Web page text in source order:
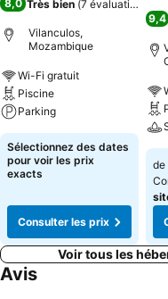
8,0 Très bien (7 évaluations
Vilanculos,
Mozambique
Wi-Fi gratuit
Piscine
Parking
Sélectionnez des dates
pour voir les prix
exacts
Consulter les prix
9,4
de
Voir tous les
Avis